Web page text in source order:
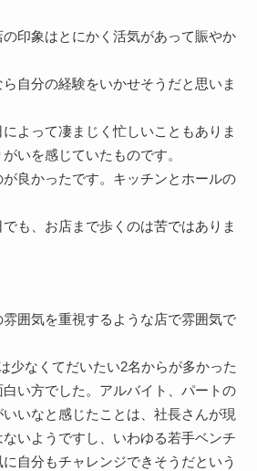
印象はとにかく活気があって賑やか
自分の経験をいかせそうだと思いま
よって凄まじく忙しいこともありま
いを感じていたものです。
良かったです。キッチンとホールの
も、お店まで歩くのは苦ではありま
囲気を重視するような店で雰囲気で
少なくてだいたい2名からが多かった
い方でした。アルバイト、パートの
いなと感じたことは、社長さんが現
いようですし、いわゆる若手ベンチ
自分もチャレンジできそうだという